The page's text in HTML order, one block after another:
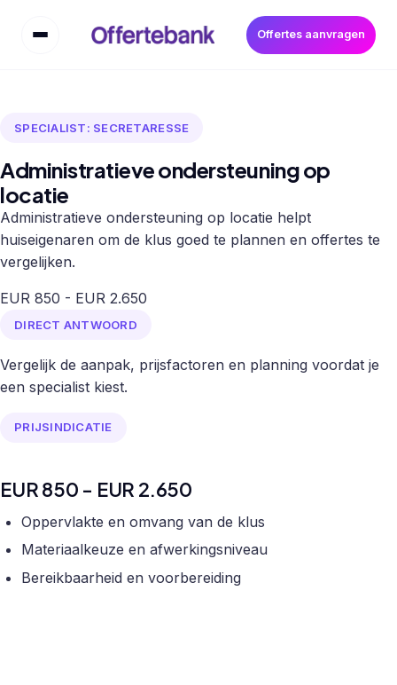
Offertes aanvragen
SPECIALIST: SECRETARESSE
Administratieve ondersteuning op
locatie
Administratieve ondersteuning op locatie helpt
huiseigenaren om de klus goed te plannen en offertes te
vergelijken.
EUR 850 - EUR 2.650
DIRECT ANTWOORD
Vergelijk de aanpak, prijsfactoren en planning voordat je
een specialist kiest.
PRIJSINDICATIE
EUR 850 - EUR 2.650
Oppervlakte en omvang van de klus
Materiaalkeuze en afwerkingsniveau
Bereikbaarheid en voorbereiding